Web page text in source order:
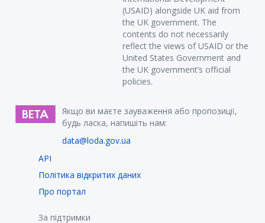
(USAID) alongside UK aid from
the UK government. The
contents do not necessarily
reflect the views of USAID or the
United States Government and
the UK government’s official
policies.
Якщо ви маєте зауваження або пропозиції,
будь ласка, напишіть нам:
data@loda.gov.ua
API
Політика відкритих даних
Про портал
За підтримки